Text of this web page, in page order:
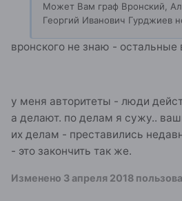
Может Вам граф Вронский,
Георгий Иванович Гурджиев
вронского не знаю - остальные
у меня авторитеты - люди
а делают. по делам я сужу..
их делам - преставились
- это закончить так же.
Изменено 3 апреля 2018